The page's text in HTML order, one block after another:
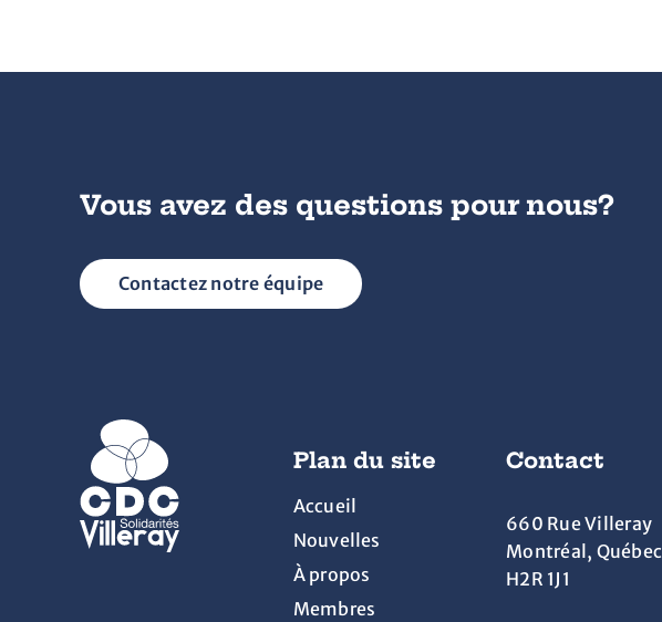
Vous avez des questions pour nous?
Contactez notre équipe
Plan du site
Accueil
Nouvelles
À propos
Membres
Contact
660 Rue Villeray
Montréal, Québec
H2R 1J1